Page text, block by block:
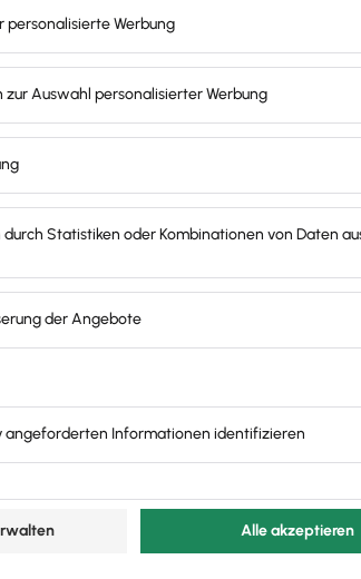
Erwerbs eingehalten werden.
muss die Anzeige schriftlich beim
bereits von einem deutschen
kontaktiert
du das Finanzamt innerhalb von
schriftlich erfolgen. Teile dem
der sicheren Seite:
Verwandtschaftsgrad/